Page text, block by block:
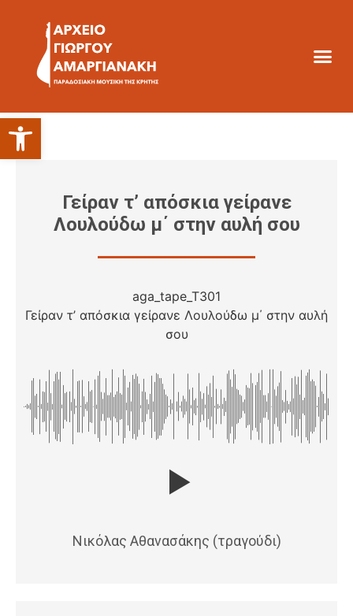
Ανοίξτε τη γραμμή εργαλείων
Γείραν τ’ απόσκια γείρανε
Λουλούδω μ΄ στην αυλή σου
aga_tape_T301
Γείραν τ’ απόσκια γείρανε Λουλούδω μ΄ στην αυλή
σου
Νικόλας Αθανασάκης (τραγούδι)